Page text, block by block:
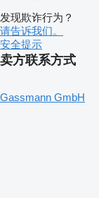
发现欺诈行为？
请告诉我们。
安全提示
卖方联系方式
Gassmann GmbH